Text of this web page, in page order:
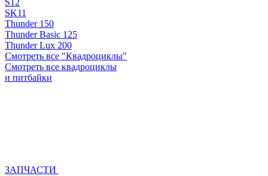
S12
SK11
Thunder 150
Thunder Basic 125
Thunder Lux 200
Смотреть все "Квадроциклы"
Смотреть все квадроциклы
и питбайки
ЗАПЧАСТИ